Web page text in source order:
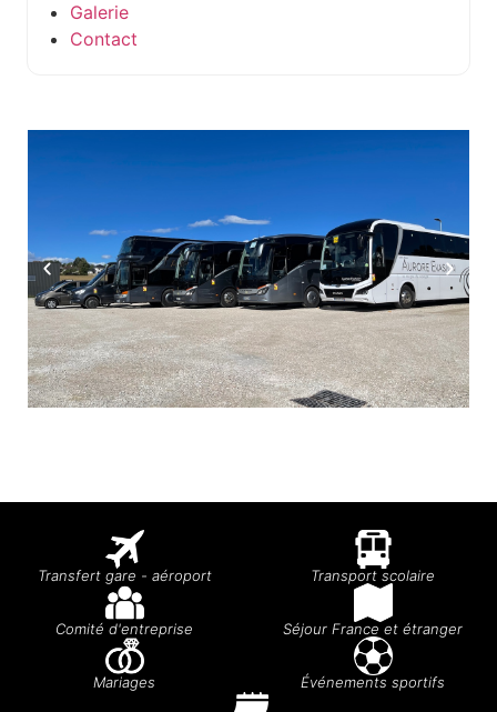
Galerie
Contact
Transfert gare - aéroport Transport scolaire
Comité d'entreprise Séjour France et étranger
Mariages Événements sportifs